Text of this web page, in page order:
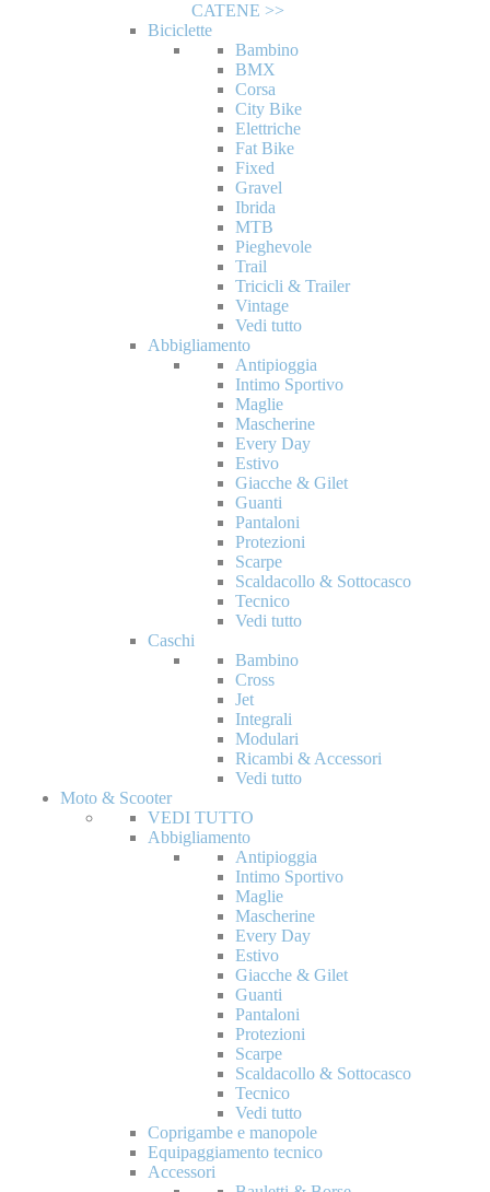
CATENE >>
Biciclette
Bambino
BMX
Corsa
City Bike
Elettriche
Fat Bike
Fixed
Gravel
Ibrida
MTB
Pieghevole
Trail
Tricicli & Trailer
Vintage
Vedi tutto
Abbigliamento
Antipioggia
Intimo Sportivo
Maglie
Mascherine
Every Day
Estivo
Giacche & Gilet
Guanti
Pantaloni
Protezioni
Scarpe
Scaldacollo & Sottocasco
Tecnico
Vedi tutto
Caschi
Bambino
Cross
Jet
Integrali
Modulari
Ricambi & Accessori
Vedi tutto
Moto & Scooter
VEDI TUTTO
Abbigliamento
Antipioggia
Intimo Sportivo
Maglie
Mascherine
Every Day
Estivo
Giacche & Gilet
Guanti
Pantaloni
Protezioni
Scarpe
Scaldacollo & Sottocasco
Tecnico
Vedi tutto
Coprigambe e manopole
Equipaggiamento tecnico
Accessori